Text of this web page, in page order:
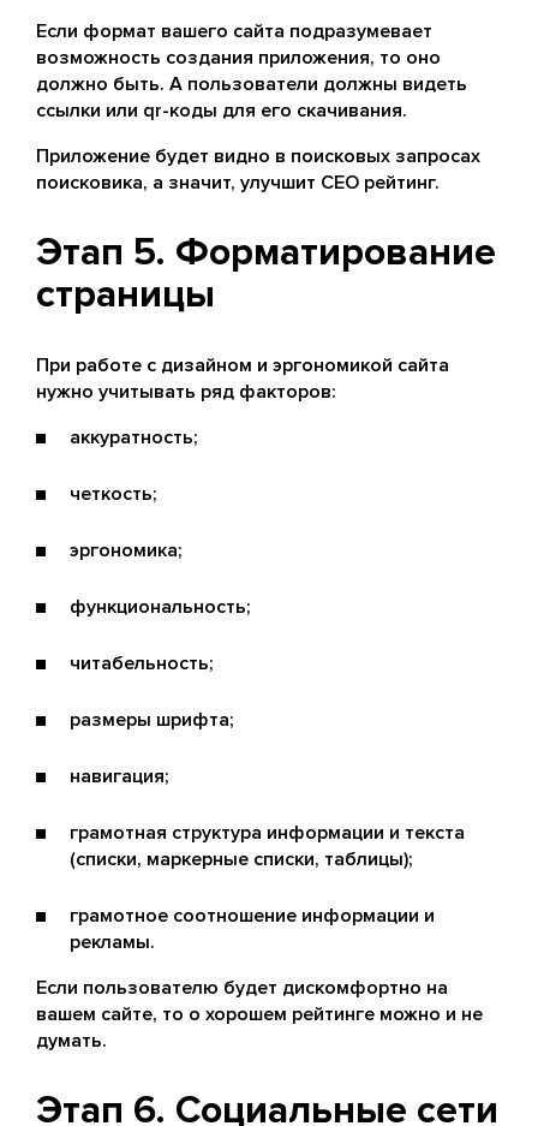
Если формат вашего сайта подразумевает
возможность создания приложения, то оно
должно быть. А пользователи должны видеть
ссылки или qr-коды для его скачивания.
Приложение будет видно в поисковых запросах
поисковика, а значит, улучшит СЕО рейтинг.
Этап 5. Форматирование
страницы
При работе с дизайном и эргономикой сайта
нужно учитывать ряд факторов:
аккуратность;
четкость;
эргономика;
функциональность;
читабельность;
размеры шрифта;
навигация;
грамотная структура информации и текста
(списки, маркерные списки, таблицы);
грамотное соотношение информации и
рекламы.
Если пользователю будет дискомфортно на
вашем сайте, то о хорошем рейтинге можно и не
думать.
Этап 6. Социальные сети